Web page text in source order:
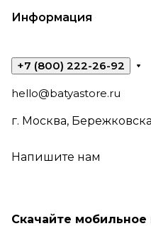
Информация
+7 (800) 222-26-92
hello@batyastore.ru
г. Москва,
Напишите нам
Скачайте